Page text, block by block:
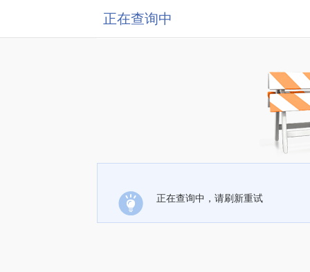
正在查询中
正在查询中，请刷新重试